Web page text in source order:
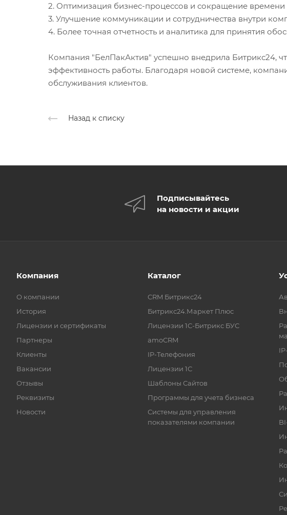
2. Оптимизация бизнес-процессов и сокращение
3. Улучшение коммуникации и сотрудничества внутри
4. Более точная отчетность и аналитика для принятия
Компания "БелПакАктив" успешно внедрила Битрикс24,
эффективность работы. Благодаря новой системе,
обслуживания клиентов.
Назад к списку
Подписывайтесь
на новости и акции
Компания
О компании
История
Лицензии и сертификаты
Партнеры
Клиенты
Вакансии
Отзывы
Реквизиты
Новости
Каталог
CRM Битрикс24
Битрикс24.Маркет Плюс
Лицензии 1С-Битрикс БУС
amoCRM
IP-Телефония
Лицензии 1С
Шаблоны Сайтов
Программы для учета бизнеса
Системы для управления
показателями компании